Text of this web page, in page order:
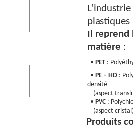
Il
matière :
• PET :
• PE – HD :
densité
(aspect
• PVC :
(aspect
Produits